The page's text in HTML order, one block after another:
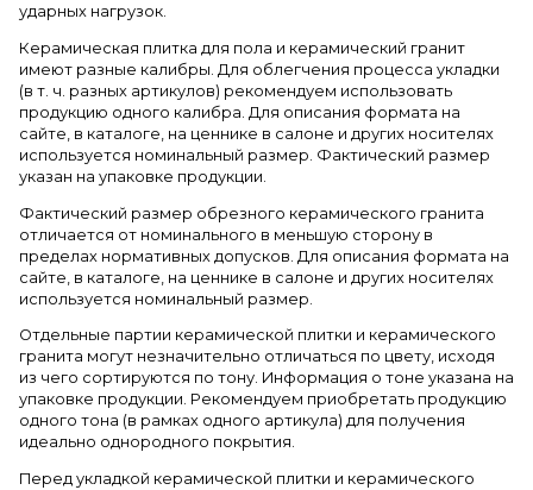
ударных нагрузок.
Керамическая плитка для пола и керамический гранит
имеют разные калибры. Для облегчения процесса укладки
(в т. ч. разных артикулов) рекомендуем использовать
продукцию одного калибра. Для описания формата на
сайте, в каталоге, на ценнике в салоне и других носителях
используется номинальный размер. Фактический размер
указан на упаковке продукции.
Фактический размер обрезного керамического гранита
отличается от номинального в меньшую сторону в
пределах нормативных допусков. Для описания формата на
сайте, в каталоге, на ценнике в салоне и других носителях
используется номинальный размер.
Отдельные партии керамической плитки и керамического
гранита могут незначительно отличаться по цвету, исходя
из чего сортируются по тону. Информация о тоне указана на
упаковке продукции. Рекомендуем приобретать продукцию
одного тона (в рамках одного артикула) для получения
идеально однородного покрытия.
Перед укладкой керамической плитки и керамического